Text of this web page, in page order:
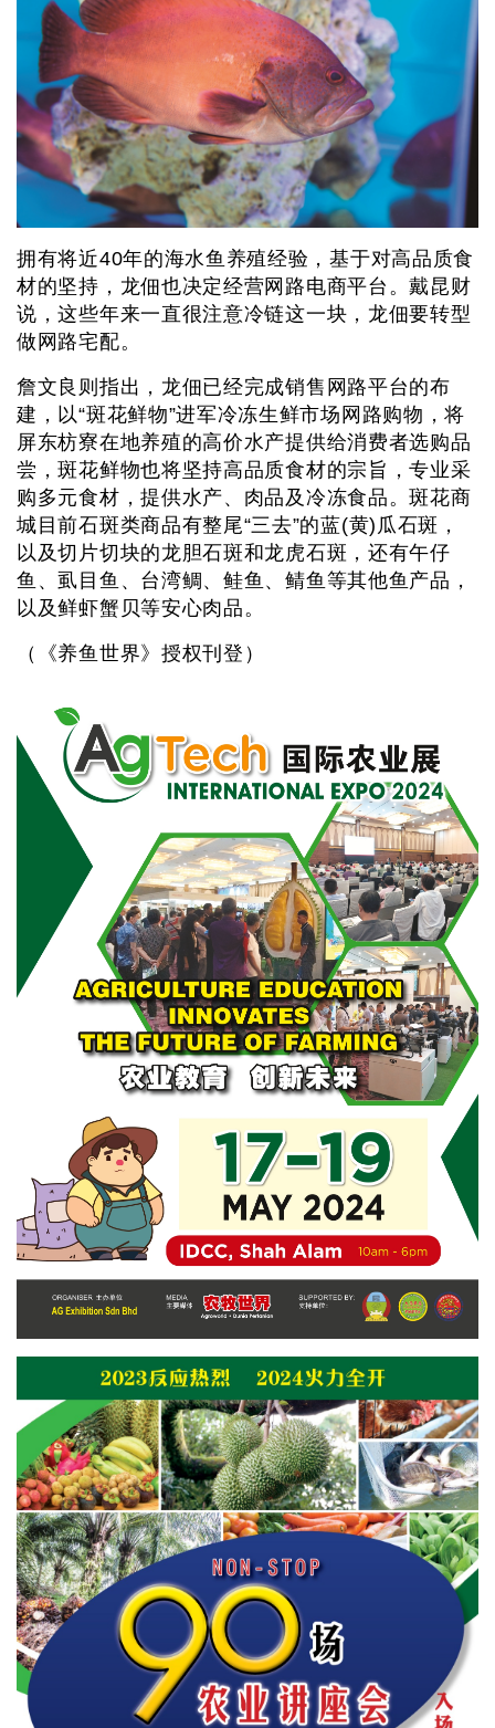
拥有将近40年的海水鱼养殖经验，基于对高品质食
材的坚持，龙佃也决定经营网路电商平台。戴昆财
说，这些年来一直很注意冷链这一块，龙佃要转型
做网路宅配。
詹文良则指出，龙佃已经完成销售网路平台的布
建，以“斑花鲜物”进军冷冻生鲜市场网路购物，将
屏东枋寮在地养殖的高价水产提供给消费者选购品
尝，斑花鲜物也将坚持高品质食材的宗旨，专业采
购多元食材，提供水产、肉品及冷冻食品。斑花商
城目前石斑类商品有整尾“三去”的蓝(黄)瓜石斑，
以及切片切块的龙胆石斑和龙虎石斑，还有午仔
鱼、虱目鱼、台湾鲷、鲑鱼、鲭鱼等其他鱼产品，
以及鲜虾蟹贝等安心肉品。
（《养鱼世界》授权刊登）